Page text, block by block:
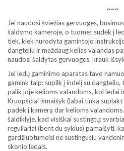
~~~
Jei naudosi šviežias gervuoges,
šaldymo kameroje, o tuomet sudėk į
tiek, kiek nurodyta gamintojo
dangteliu ir maždaug kelias valandas
naudosi šaldytas gervuoges, krauk
Jei ledų gaminimo aparatas tavo
gamink taip: supilk į indelį su
palik joje kelioms valandoms, kol ledai
Kruopščiai išmaišyk (labai tinka
padėk į kamerą dar kelioms
šaldiklyje, kad visiškai sustingtų:
reguliariai (bent du sykius) pamaišyti,
gardžiuotumeisi ne sustingusiu
skonio ledais.